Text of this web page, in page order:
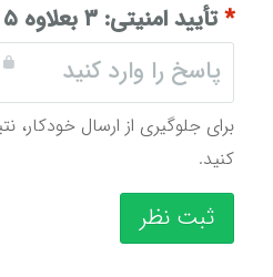
*تأیید امنیتی: ۳ بعلاوه ۵ = ؟
برای جلوگیری از ارسال خودکار،
کنید.
ثبت نظر